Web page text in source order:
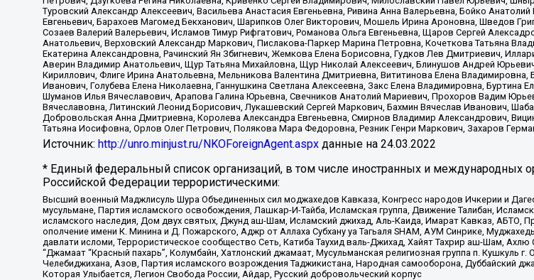
Туровский Александр Алексеевич, Васильева Анастасия Евгеньевна, Ривина Анна Валерьевна, Бойко
Евгеньевич, Барахоев Магомед Бекханович, Шарипков Олег Викторович, Мошель Ирина Ароновна, Шведов
Созаев Валерий Валерьевич, Исламов Тимур Рифгатович, Романова Ольга Евгеньевна, Щаров Сергей
Анатольевич, Верховский Александр Маркович, Пислакова-Паркер Марина Петровна, Кочеткова Татьяна
Екатерина Александровна, Рачинский Ян Збигневич, Жемкова Елена Борисовна, Гудков Лев Дмитриевич,
Аверин Владимир Анатольевич, Щур Татьяна Михайловна, Щур Николай Алексеевич, Блинушов Андрей
Кириллович, Флиге Ирина Анатольевна, Мельникова Валентина Дмитриевна, Вититинова Елена
Иванович, Голубева Елена Николаевна, Ганнушкина Светлана Алексеевна, Закс Елена Владимировна,
Шуманов Илья Вячеславович, Арапова Галина Юрьевна, Свечников Анатолий Мариевич, Прохоров Вадим
Вячеславовна, Литинский Леонид Борисович, Лукашевский Сергей Маркович, Бахмин Вячеслав Иванович,
Добровольская Анна Дмитриевна, Королева Александра Евгеньевна, Смирнов Владимир Александрович,
Татьяна Иосифовна, Орлов Олег Петрович, Полякова Мара Федоровна, Резник Генри Маркович, Захаров
Источник: http://unro.minjust.ru/NKOForeignAgent.aspx данные на 24.03.2022
* Единый федеральный список организаций, в том числе иностранных и международных
Российской Федерации террористическими:
Высший военный Маджлисуль Шура Объединенных сил моджахедов Кавказа, Конгресс народов Ичкерии и
мусульмане, Партия исламского освобождения, Лашкар-И-Тайба, Исламская группа, Движение Талибан,
исламского наследия, Дом двух святых, Джунд аш-Шам, Исламский джихад, Аль-Каида, Имарат Кавказ, АБТО,
ополчение имени К. Минина и Д. Пожарского, Аджр от Аллаха Субхану уа Тагьаля SHAM, АУМ Синрике,
давлати исломи, Террористическое сообщество Сеть, Катиба Таухид валь-Джихад, Хайят Тахрир аш-Шам,
“Джамаат “Красный пахарь”, Колумбайн, Хатлонский джамаат, Мусульманская религиозная группа п. Кушкуль
Челебиджихана, Азов, Партия исламского возрождения Таджикистана, Народная самооборона, Дуббайский
Которая Улыбается, Легион Свобода России, Айдар, Русский добровольческий корпус